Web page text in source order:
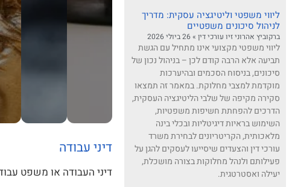
ליווי משפטי וליטיגציה עסקית: מדריך
לניהול סיכונים משפטיים
ברקוביץ אהרוני זיו עורכי דין
ליווי משפטי מקצועי אינו מתחיל עם הגשת
תביעה אלא הרבה קודם לכן – בניהול נכון של
סיכונים, בניסוח הסכמים ובהיערכות
מוקדמת למצבי מחלוקת. במאמר זה תמצאו
סקירה מקיפה של שלבי הליטיגציה העסקית,
הדרכים להפחתת חשיפות משפטיות,
השימוש בראיות דיגיטליות ובכלי בינה
מלאכותית, הקריטריונים לבחירת משרד
עורכי דין והצעדים שיסייעו לעסקים להגן על
פעילותם ולנהל מחלוקות בצורה מושכלת,
יעילה ואסטרטגית.
דיני עבודה
דיני העבודה או משפט